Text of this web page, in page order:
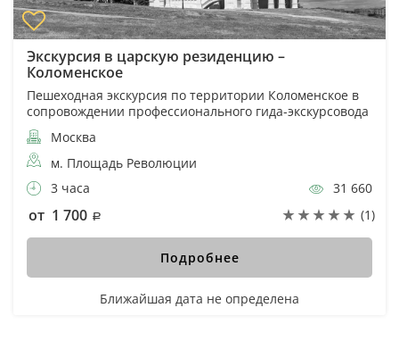
Экскурсия в царскую резиденцию –
Коломенское
Пешеходная экскурсия по территории Коломенское в
сопровождении профессионального гида-экскурсовода
Москва
м. Площадь Революции
3 часа
31 660
от 1 700 (1)
Подробнее
Ближайшая дата не определена